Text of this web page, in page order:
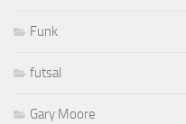
Funk
futsal
Gary Moore